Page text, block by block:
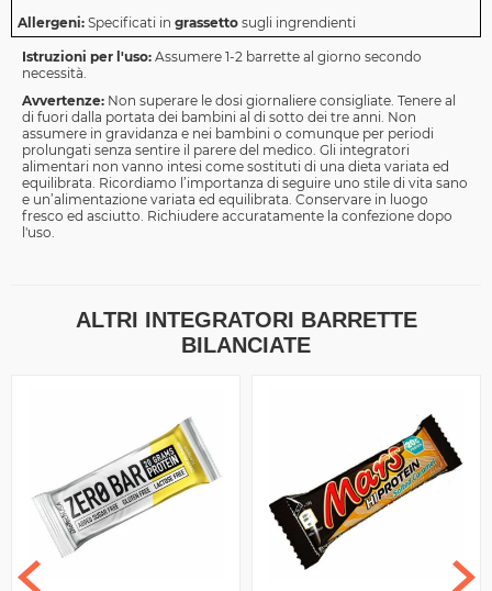
Allergeni: Specificati in grassetto sugli ingrendienti
Istruzioni per l'uso: Assumere 1-2 barrette al giorno secondo
necessità.
Avvertenze: Non superare le dosi giornaliere consigliate. Tenere al
di fuori dalla portata dei bambini al di sotto dei tre anni. Non
assumere in gravidanza e nei bambini o comunque per periodi
prolungati senza sentire il parere del medico. Gli integratori
alimentari non vanno intesi come sostituti di una dieta variata ed
equilibrata. Ricordiamo l’importanza di seguire uno stile di vita sano
e un’alimentazione variata ed equilibrata. Conservare in luogo
fresco ed asciutto. Richiudere accuratamente la confezione dopo
l'uso.
ALTRI INTEGRATORI BARRETTE
BILANCIATE